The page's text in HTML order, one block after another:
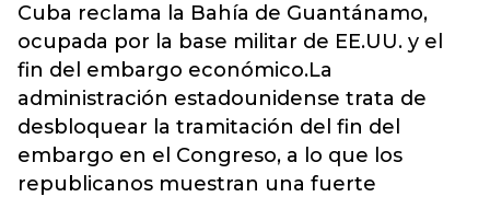
Cuba reclama la Bahía de Guantánamo,
ocupada por la base militar de EE.UU. y el
fin del embargo económico.La
administración estadounidense trata de
desbloquear la tramitación del fin del
embargo en el Congreso, a lo que los
republicanos muestran una fuerte